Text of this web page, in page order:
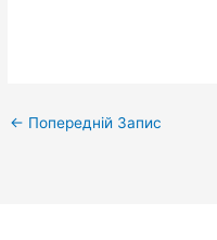
← Попередній Запис